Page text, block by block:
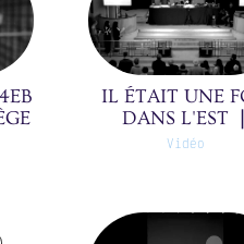
de
IL ÉTAIT UNE
DANS L'EST
Vidéo